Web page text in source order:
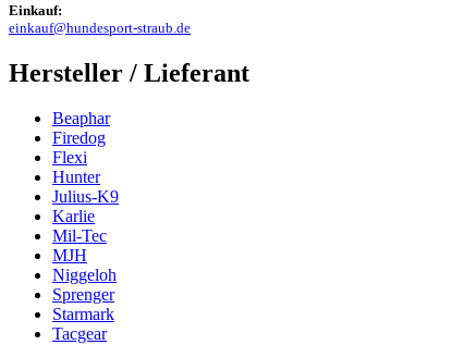
Einkauf:
einkauf@hundesport-straub.de
Hersteller / Lieferant
Beaphar
Firedog
Flexi
Hunter
Julius-K9
Karlie
Mil-Tec
MJH
Niggeloh
Sprenger
Starmark
Tacgear